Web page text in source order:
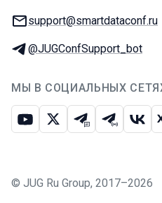
E-mail:
support@smartdataconf.ru
Телеграм:
@JUGConfSupport_bot
МЫ В СОЦИАЛЬНЫХ
ЮтубИкс Телеграм-чат
© JUG Ru Group, 2017–2026